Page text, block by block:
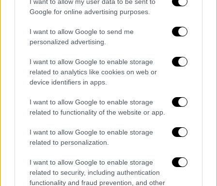
Google for online advertising purposes.
I want to allow Google to send me
personalized advertising.
I want to allow Google to enable storage
related to analytics like cookies on web or
device identifiers in apps.
I want to allow Google to enable storage
related to functionality of the website or app.
I want to allow Google to enable storage
related to personalization.
I want to allow Google to enable storage
related to security, including authentication
functionality and fraud prevention, and other
Στη συνέχεια δήλωσε με αυτοσαρκαστικό
ύφος, ότι σκοπεύει να γίνει ευρωβουλευτής
εκμεταλλευόμενος τη δημοφιλία του,
παραδεχόμενος ότι θα το κάνει «για το καλό
Αλέξανδρος Τσουβέλας: «Ευρωβουλευτής
θέλω να κατέβω. Κάποια στιγμή θα